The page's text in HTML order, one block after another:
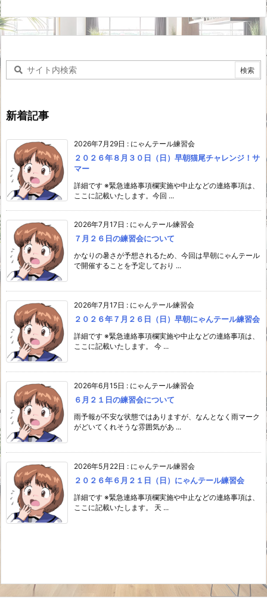
新着記事
2026年7月29日 : にゃんテール練習会
２０２６年８月３０日（日）早朝猫尾チャレンジ！サ
マー
詳細です ※緊急連絡事項欄実施や中止などの連絡事項は、
ここに記載いたします。今回 ...
2026年7月17日 : にゃんテール練習会
７月２６日の練習会について
かなりの暑さが予想されるため、今回は早朝にゃんテール
で開催することを予定しており ...
2026年7月17日 : にゃんテール練習会
２０２６年７月２６日（日）早朝にゃんテール練習会
詳細です ※緊急連絡事項欄実施や中止などの連絡事項は、
ここに記載いたします。 今 ...
2026年6月15日 : にゃんテール練習会
６月２１日の練習会について
雨予報が不安な状態ではありますが、なんとなく雨マーク
がどいてくれそうな雰囲気があ ...
2026年5月22日 : にゃんテール練習会
２０２６年６月２１日（日）にゃんテール練習会
詳細です ※緊急連絡事項欄実施や中止などの連絡事項は、
ここに記載いたします。 天 ...